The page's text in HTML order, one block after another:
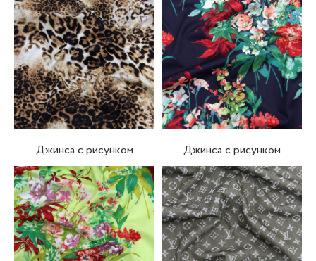
Джинса с рисунком Джинса с рисунком